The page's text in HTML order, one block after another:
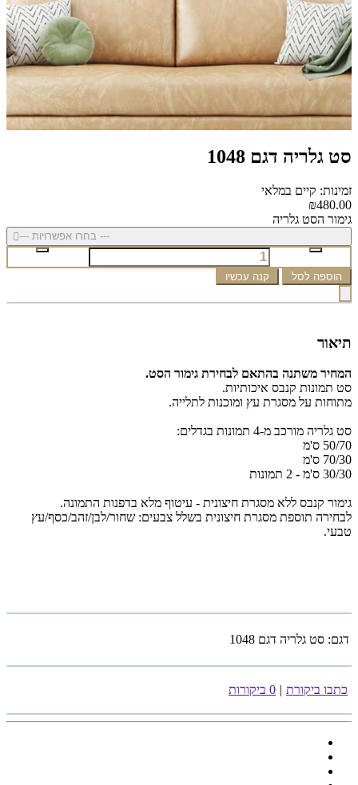
סט גלריה דגם 1048
זמינות: קיים במלאי
₪480.00
גימור הסט גלריה
--- בחרו אפשרויות ---
הוספה לסל קנה עכשיו
תיאור
המחיר משתנה בהתאם לבחירת גימור הסט.
סט תמונות קנבס איכותיות.
מתוחות על מסגרת עץ ומוכנות לתלייה.
סט גלריה מורכב מ-4 תמונות בגדלים:
50/70 ס'מ
70/30 ס'מ
30/30 ס'מ - 2 תמונות
גימור קנבס ללא מסגרת חיצונית - עיטוף מלא בדפנות התמונה.
לבחירה תוספת מסגרת חיצונית בשלל צבעים: שחור/לבן/זהב/כסף/עץ
טבעי.
דגם: סט גלריה דגם 1048
כתבו ביקורת | 0 ביקורות